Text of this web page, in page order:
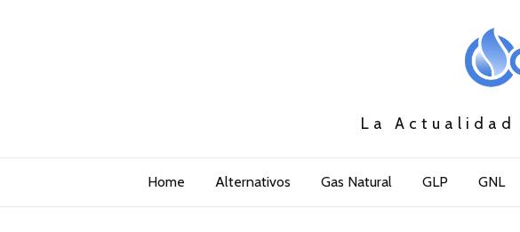
La Actualidad
Home Alternativos Gas Natural GLP GNL